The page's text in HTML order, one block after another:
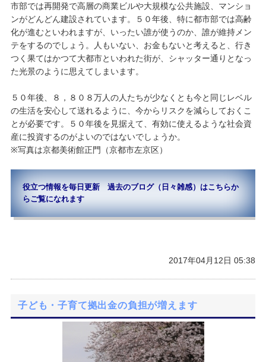
市部では再開発で高層の商業ビルや大規模な公共施設、マンショ
ンがどんどん建設されています。５０年後、特に都市部では高齢
化が進むといわれますが、いったい誰が使うのか、誰が維持メン
テをするのでしょう。人もいない、お金もないと考えると、行き
つく果てはかつて大都市といわれた街が、シャッター通りとなっ
た光景のように思えてしまいます。
５０年後、８，８０８万人の人たちが少なくとも今と同じレベル
の生活を安心して送れるように、今からリスクを減らしておくこ
とが必要です。５０年後を見据えて、有効に使えるような社会資
産に投資するのがよいのではないでしょうか。
※写真は京都美術館正門（京都市左京区）
役立つ情報を毎日更新 過去のブログ（日々雑感）はこちらか
らご覧になれます
2017年04月12日 05:38
子ども・子育て拠出金の負担が増えます